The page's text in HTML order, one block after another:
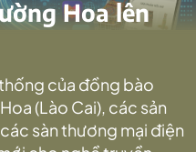
Hoa lên
của đồng bào
(Lào Cai), các sản
sàn thương mại điện